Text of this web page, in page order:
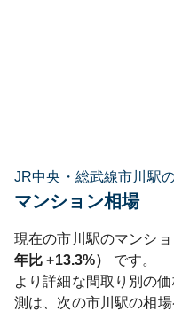
JR中央・総武線市川駅
マンション相場
現在の市川 駅のマンシ
年比+13.3%）
です。
より詳細な間取り別の
測は、次の市川駅の相場